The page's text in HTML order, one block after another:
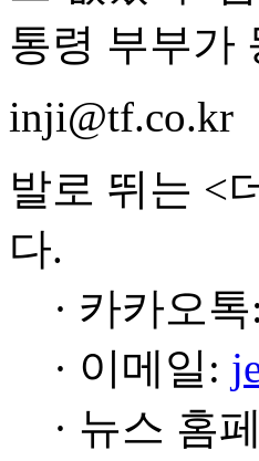
통령 부부가
inji@tf.co.kr
발로 뛰는 <
다.
· 카카오
· 이메일:
· 뉴스 홈